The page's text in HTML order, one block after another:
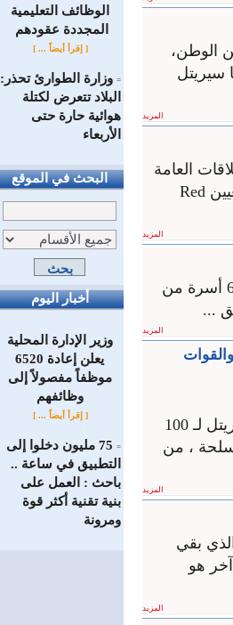
الوظائف ‏التعليمية
المجددة عقودهم ‏
[ إقرأ أيضاً ... ]
= وزارة الطوارئ تحذر:
البلاد تتعرض لكتلة
هوائية حارة حتى
الأربعاء
البحث في الموقع
أخبار اليوم
وزير الإدارة المحلية
يعلن إعادة 6520
موظفاً مفصولاً إلى
‏وظائفهم
[ إقرأ أيضاً ... ]
=
75 مليون دخلوا إلى
التطبيق في ساعة ..
باحث : العمل على
بنية تقنية أكثر قوة
ومرونة
الوطن،
سيريتل
المزيد
العامة
في الشرق الأوسط وشمال أفريقيا عن إطلاق برنامجها لتدريب الطلاّب الجامعيين Red
المزيد
تقديرا لتضحياتهم في الدفاع عن الوطن كرمت جمعية سوا التعاونية الإنتاجية 60 أسرة من
...
المزيد
والقوات
لأن الحب انتصار.. سورية احتفلت بالحب والحياة في عرس جماعي أقامته سيريتل لـ 100
، من
المزيد
بقي
هو
المزيد